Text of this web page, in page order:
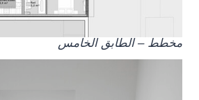
مخطط – الطابق الخامس